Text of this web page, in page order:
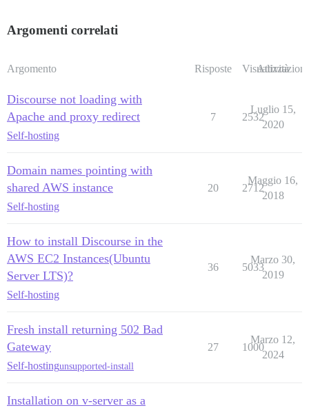
Argomenti correlati
Argomento Risposte Visualizzazioni
Attività
Discourse not loading with
Apache and proxy redirect
Self-hosting
7 2532
Luglio 15,
2020
Domain names pointing with
shared AWS instance
Self-hosting
20 2712
Maggio 16,
2018
How to install Discourse in the
AWS EC2 Instances(Ubuntu
Server LTS)?
Self-hosting
36 5033
Marzo 30,
2019
Fresh install returning 502 Bad
Gateway
Self-hostingunsupported-install
27 1000
Marzo 12,
2024
Installation on v-server as a